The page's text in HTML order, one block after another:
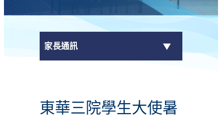
家長通訊
學校通告
東華三院學生大使暑